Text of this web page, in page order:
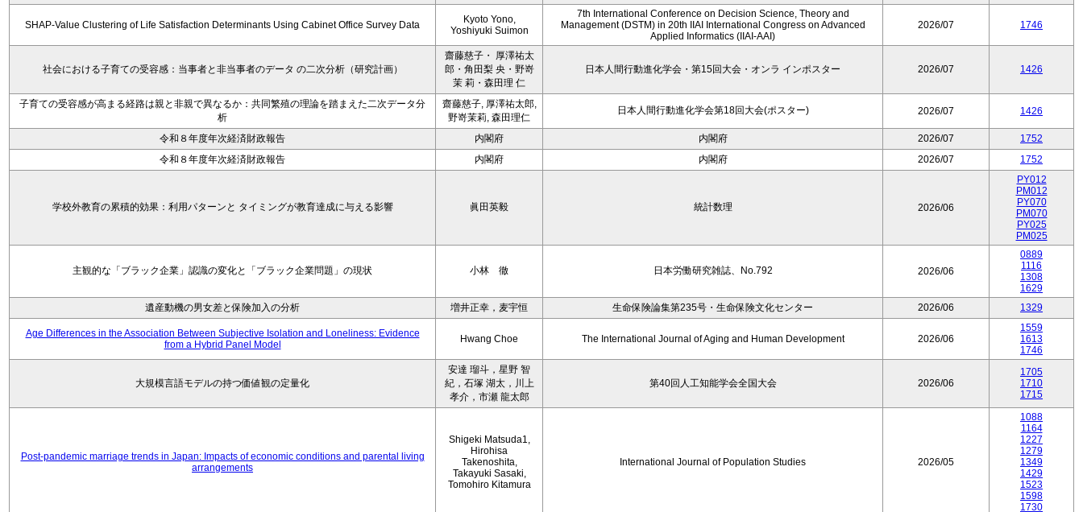
SHAP-Value Clustering of Life Satisfaction Determinants Using Cabinet Office Survey Data
Kyoto Yono,
Yoshiyuki Suimon
7th International Conference on Decision Science, Theory and
Management (DSTM) in 20th IIAI International Congress on Advanced
Applied Informatics (IIAI-AAI)
2026/07 1746
社会における子育ての受容感：当事者と非当事者のデータ の二次分析（研究計画）
齋藤慈子・ 厚澤祐太
郎・角田梨 央・野嵜
茉 莉・森田理 仁
日本人間行動進化学会・第15回大会・オンラ インポスター 2026/07 1426
子育ての受容感が高まる経路は親と非親で異なるか：共同繁殖の理論を踏まえた二次データ分
析
齋藤慈子, 厚澤祐太郎,
野嵜茉莉, 森田理仁
日本人間行動進化学会第18回大会(ポスター) 2026/07 1426
令和８年度年次経済財政報告 内閣府 内閣府 2026/07
1752
令和８年度年次経済財政報告
内閣府 内閣府 2026/07 1752
学校外教育の累積的効果：利用パターンと タイミングが教育達成に与える影響 眞田英毅 統計数理 2026/06
PY012
PM012
PY070
PM070
PY025
PM025
主観的な「ブラック企業」認識の変化と「ブラック企業問題」の現状 小林 徹 日本労働研究雑誌、No.792 2026/06
0889
1116
1308
1629
遺産動機の男女差と保険加入の分析
増井正幸，麦宇恒 生命保険論集第235号・生命保険文化センター 2026/06 1329
Age Differences in the Association Between Subjective Isolation and Loneliness: Evidence
from a Hybrid Panel Model
Hwang Choe The International Journal of Aging and Human Development 2026/06
1559
1613
1746
大規模言語モデルの持つ価値観の定量化
安達 瑠斗，星野 智
紀，石塚 湖太，川上
孝介，市瀬 龍太郎
第40回人工知能学会全国大会 2026/06
1705
1710
1715
Post-pandemic marriage trends in Japan: Impacts of economic conditions and parental living
arrangements
Shigeki Matsuda1,
Hirohisa
Takenoshita,
Takayuki Sasaki,
Tomohiro Kitamura
International Journal of Population Studies 2026/05
1088
1164
1227
1279
1349
1429
1523
1598
1730